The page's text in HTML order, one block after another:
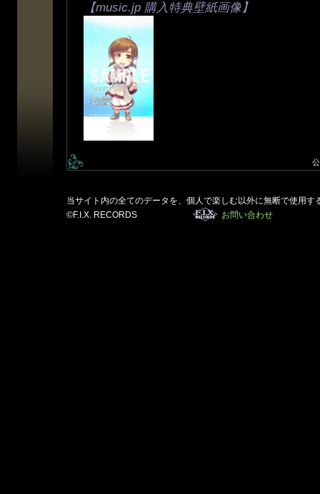
【music.jp 購入特典壁紙画像】
当サイト内の全てのデータを、個人で楽しむ以外に無断で使用す
©F.I.X. RECORDS
お問い合わせ